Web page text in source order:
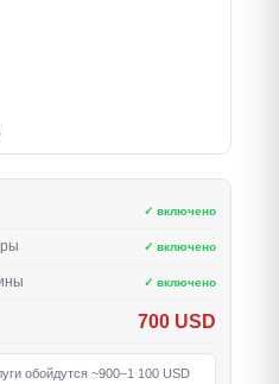
✓ включено
✓ включено
✓ включено
700 USD
обойдутся ~900–1 100 USD